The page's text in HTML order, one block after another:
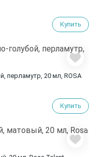
Купить
перламутр, 20 мл, ROSA
Купить